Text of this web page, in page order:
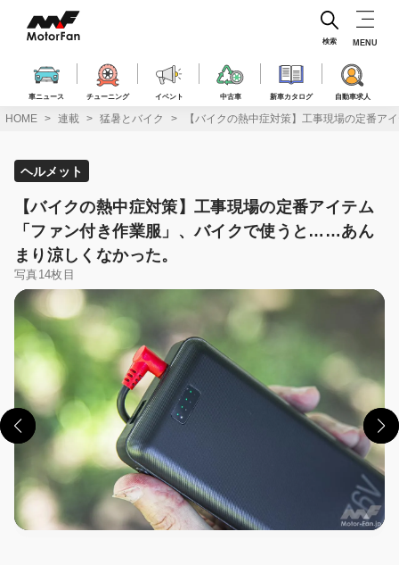
ス
車ニュース チューニング イベント 中古車 新車カタログ 自動車求人
検索 MENU
HOME 連載 猛暑とバイク 【バイクの熱中症対策】工事現場の定番
ヘルメット
【バイクの熱中症対策】工事現場の定番アイテム
「ファン付き作業服」、バイクで使うと……あん
まり涼しくなかった。
写真14枚目